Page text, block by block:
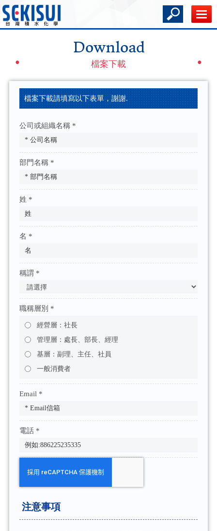
Download
檔案下載
檔案下載請填寫以下表單，謝謝.
公司或組織名稱 *
部門名稱 *
姓 *
名 *
稱謂 *
職稱層別 *
經營層：社長
管理層：處長、部長、經理
基層：副理、主任、社員
一般消費者
Email *
電話 *
注意事項